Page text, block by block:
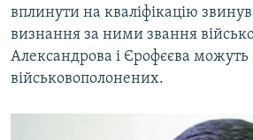
вплинути на кваліфікацію
визнання за ними звання
Александрова і Єрофєєва можуть
військовополонених.